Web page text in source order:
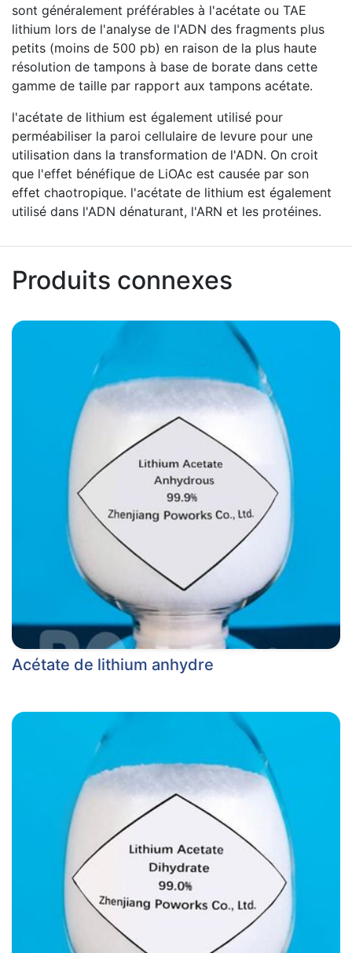
sont généralement préférables à l'acétate ou TAE
lithium lors de l'analyse de l'ADN des fragments plus
petits (moins de 500 pb) en raison de la plus haute
résolution de tampons à base de borate dans cette
gamme de taille par rapport aux tampons acétate.
l'acétate de lithium est également utilisé pour
perméabiliser la paroi cellulaire de levure pour une
utilisation dans la transformation de l'ADN. On croit
que l'effet bénéfique de LiOAc est causée par son
effet chaotropique. l'acétate de lithium est également
utilisé dans l'ADN dénaturant, l'ARN et les protéines.
Produits connexes
Acétate de lithium anhydre